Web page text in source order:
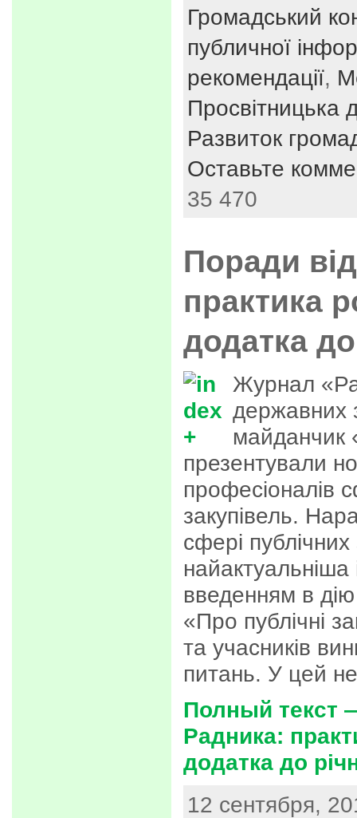
Громадський
публичної
рекомендації,
Просвітницька
Развиток
Оставьте
35 470
Поради
практика
додатка
Журнал
державних
майданчик
презентували
професіоналів
закупівель.
сфері публічних
найактуальніша
введенням в
«Про публічні
та учасників
питань. У цей
Полный текст
Радника:
додатка до
12 сентября,